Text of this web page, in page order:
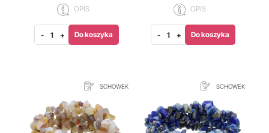
OPIS
- + Do koszyka
OPIS
- + Do koszyka
SCHOWEK SCHOWEK